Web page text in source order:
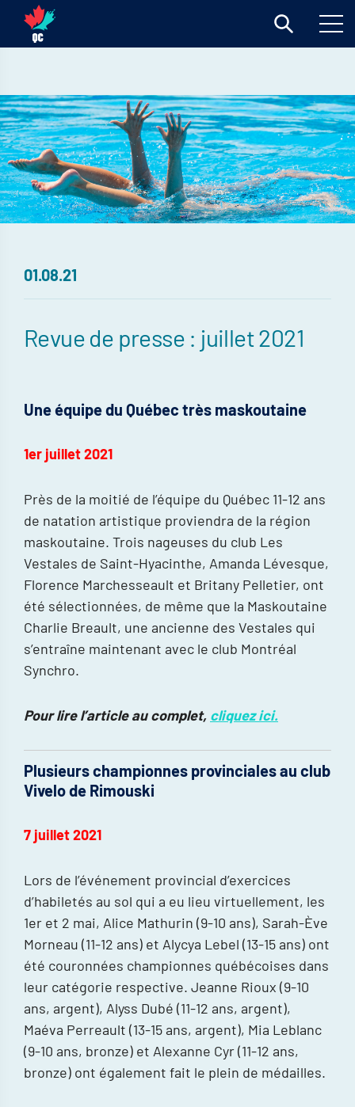
01.08.21
Revue de presse : juillet 2021
Une équipe du Québec très maskoutaine
1er juillet 2021
Près de la moitié de l’équipe du Québec 11-12 ans
de natation artistique proviendra de la région
maskoutaine. Trois nageuses du club Les
Vestales de Saint-Hyacinthe, Amanda Lévesque,
Florence Marchesseault et Britany Pelletier, ont
été sélectionnées, de même que la Maskoutaine
Charlie Breault, une ancienne des Vestales qui
s’entraîne maintenant avec le club Montréal
Synchro.
Pour lire l’article au complet, cliquez ici.
Plusieurs championnes provinciales au club
Vivelo de Rimouski
7 juillet 2021
Lors de l’événement provincial d’exercices
d’habiletés au sol qui a eu lieu virtuellement, les
1er et 2 mai, Alice Mathurin (9-10 ans), Sarah-Ève
Morneau (11-12 ans) et Alycya Lebel (13-15 ans) ont
été couronnées championnes québécoises dans
leur catégorie respective. Jeanne Rioux (9-10
ans, argent), Alyss Dubé (11-12 ans, argent),
Maéva Perreault (13-15 ans, argent), Mia Leblanc
(9-10 ans, bronze) et Alexanne Cyr (11-12 ans,
bronze) ont également fait le plein de médailles.